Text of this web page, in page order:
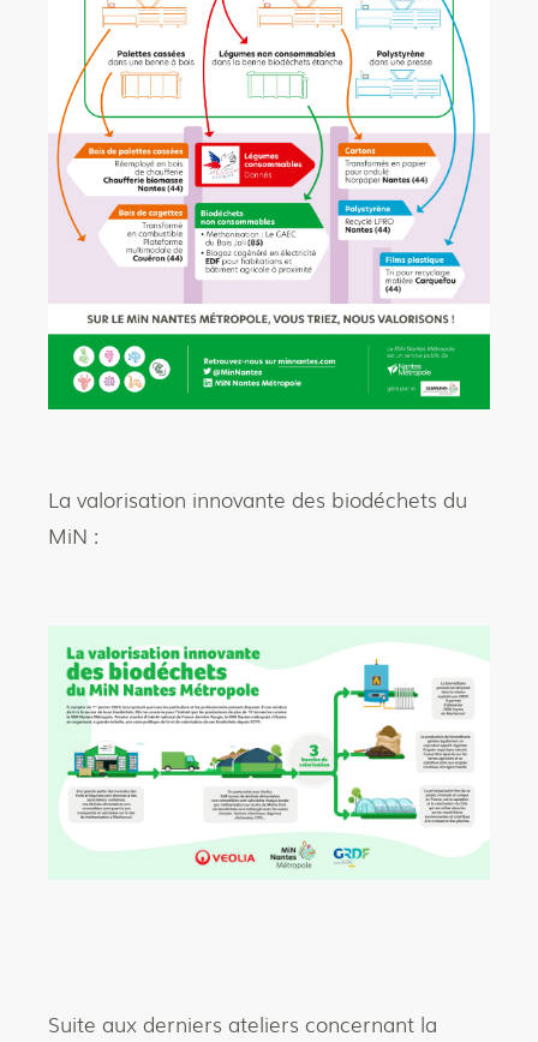
La valorisation innovante des biodéchets du
MiN :
Suite aux derniers ateliers concernant la